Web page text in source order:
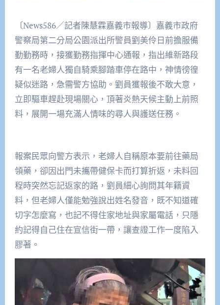
〔News586／記者陳慧霖嘉義市報導〕嘉義市政府
警察局第二分局公園派出所警員劉美伶日前擔服備
勤勤務時，接獲勤務指揮中心通報，指出維新路段
有一名老婦人獨自騎乘腳踏車停在路中，神情徬徨
疑似迷路，急需警方協助。劉員獲報後不敢大意，
立即驅車趕赴現場關心，頂著炎熱天候主動上前照
料，展開一場充滿人情味的尋人與護送任務。
報案民眾向警方表示，老婦人自稱原本要前往藥局
領藥，卻因出門未攜帶健保卡而打算折返，未料回
程時突然忘記返家的路，劉員細心詢問其年籍資
料，但老婦人僅能勉強說出姓名發音，既不知道確
切字怎麼寫，也記不得住家地址與家屬電話，只隱
約記得自己住在宣信街一帶，讓查證工作一度陷入
膠著。